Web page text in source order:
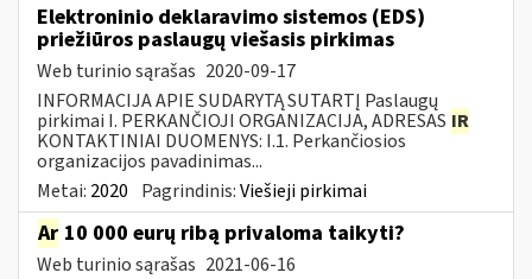
Elektroninio deklaravimo sistemos (EDS)
priežiūros paslaugų viešasis pirkimas
Web turinio sąrašas 2020-09-17
INFORMACIJA APIE SUDARYTĄ SUTARTĮ Paslaugų
pirkimai I. PERKANČIOJI ORGANIZACIJA, ADRESAS IR
KONTAKTINIAI DUOMENYS: I.1. Perkančiosios
organizacijos pavadinimas...
Metai: 2020 Pagrindinis:Viešieji pirkimai
Ar 10 000 eurų ribą privaloma taikyti?
Web turinio sąrašas 2021-06-16